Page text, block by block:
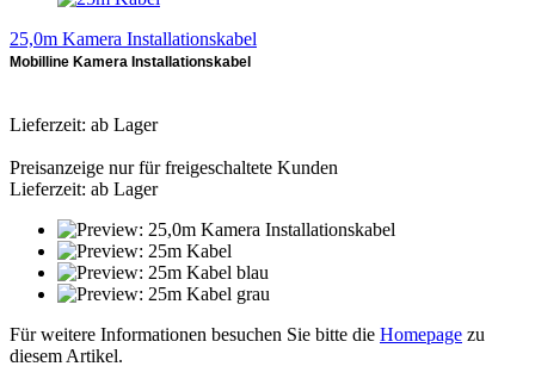
25,0m Kamera Installationskabel
Mobilline Kamera Installationskabel
Lieferzeit: ab Lager
Preisanzeige nur für freigeschaltete Kunden
Lieferzeit: ab Lager
Für weitere Informationen besuchen Sie bitte die Homepage zu
diesem Artikel.